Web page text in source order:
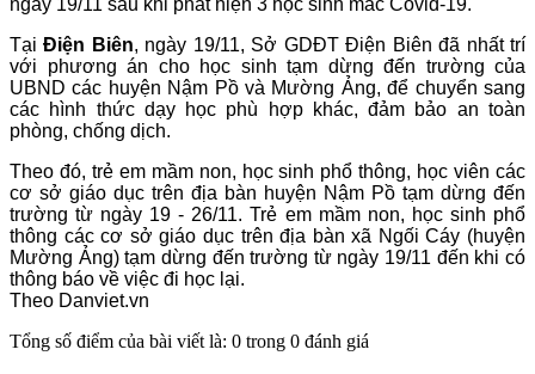
TạiĐiện Biên, ngày 19/11, Sở GDĐT Điện Biên đã nhất trí
với phương án cho học sinh tạm dừng đến trường của
UBND các huyện Nậm Pồ và Mường Ảng, để chuyển sang
các hình thức dạy học phù hợp khác, đảm bảo an toàn
phòng, chống dịch.
Theo đó, trẻ em mầm non, học sinh phổ thông, học viên các
cơ sở giáo dục trên địa bàn huyện Nậm Pồ tạm dừng đến
trường từ ngày 19 - 26/11. Trẻ em mầm non, học sinh phổ
thông các cơ sở giáo dục trên địa bàn xã Ngối Cáy (huyện
Mường Ảng) tạm dừng đến trường từ ngày 19/11 đến khi có
thông báo về việc đi học lại.
Theo Danviet.vn
Tổng số điểm của bài viết là: 0 trong 0 đánh giá